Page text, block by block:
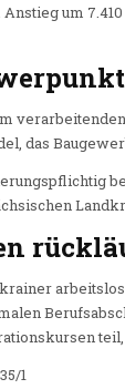
um
das
1